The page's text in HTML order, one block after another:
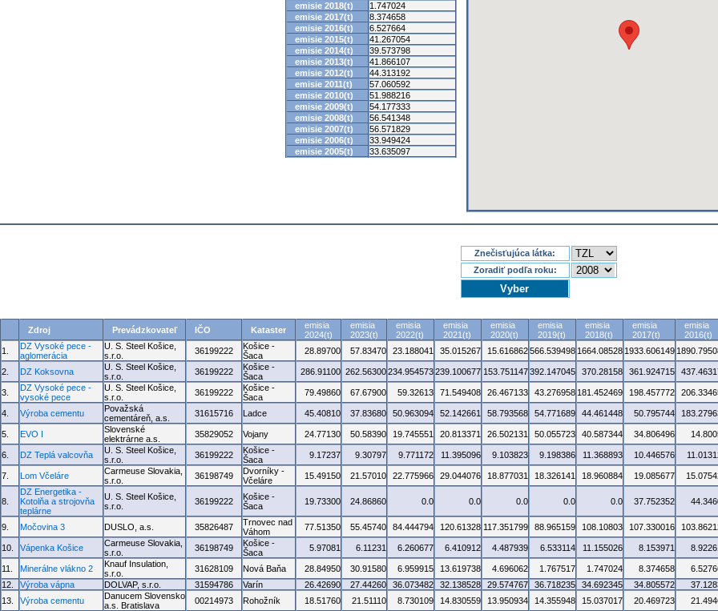
emisie 2018(t)
1.747024
emisie 2017(t)
8.374658
emisie 2016(t)
6.527664
emisie 2015(t)
41.267054
emisie 2014(t)
39.573798
emisie 2013(t)
41.866107
emisie 2012(t)
44.313192
emisie 2011(t)
57.060592
emisie 2010(t)
51.988216
emisie 2009(t)
54.177333
emisie 2008(t)
56.541348
emisie 2007(t)
56.571829
emisie 2006(t)
33.949424
emisie 2005(t)
33.635097
Znečisťujúca látka:
Zoradiť podľa roku:
Zdroj Prevádzkovateľ IČO Kataster
emisia
2024(t)
emisia
2023(t)
emisia
2022(t)
emisia
2021(t)
emisia
2020(t)
emisia
2019(t)
emisia
2018(t)
emisia
2017(t)
emisia
2016(t)
1.
DZ Vysoké pece -
aglomerácia
U. S. Steel Košice,
s.r.o.
36199222
Košice -
Šaca
28.89700 57.83470 23.188041 35.015267 15.616862566.539498 1664.08528 1933.606149
2. DZ Koksovna
U. S. Steel Košice,
s.r.o.
36199222
Košice -
Šaca
286.91100 262.56300234.954573239.100677 153.751147392.147045 370.28158 361.924715
3.
DZ Vysoké pece -
vysoké pece
U. S. Steel Košice,
s.r.o.
36199222
Košice -
Šaca
79.49860 67.67900 59.32613 71.549408 26.467133 43.276958 181.452469 198.457772
4. Výroba cementu
Považská
cementáreň, a.s.
31615716 Ladce 45.40810 37.83680 50.963094 52.142661 58.793568 54.771689 44.461448 50.795744
5. EVO I
Slovenské
elektrárne a.s.
35829052 Vojany 24.77130 50.58390 19.745551 20.813371 26.502131 50.055723 40.587344 34.806496
6. DZ Teplá valcovňa
U. S. Steel Košice,
s.r.o.
36199222
Košice -
Šaca
9.17237 9.30797 9.771172 11.395096 9.103823 9.198386 11.368893 10.446576
7. Lom Včeláre
Carmeuse Slovakia,
s.r.o.
36198749
Dvorníky -
Včeláre
15.49150 21.57010 22.775966 29.044076 18.877031 18.326141 18.960884 19.085677
8.
DZ Energetika -
Kotolňa a strojovňa
teplárne
U. S. Steel Košice,
s.r.o.
36199222
Košice -
Šaca
19.73300 24.86860 0.0 0.0 0.0 0.0 0.0 37.752352
9. Močovina 3 DUSLO, a.s. 35826487
Trnovec nad
Váhom
77.51350 55.45740 84.444794 120.61328 117.351799 88.965159 108.10803 107.330016
10. Vápenka Košice
Carmeuse Slovakia,
s.r.o.
36198749
Košice -
Šaca
5.97081 6.11231 6.260677 6.410912 4.487939 6.533114 11.155026 8.153971
11. Minerálne vlákno 2
Knauf Insulation,
s.r.o.
31628109 Nová Baňa 28.84950 30.91580 6.959915 13.619738 4.696062 1.767517 1.747024 8.374658
12.
Výroba vápna DOLVAP, s.r.o. 31594786 Varín 26.42690 27.44260 36.073482 32.138528 29.574767 36.718235 34.692345 34.805572
13.
Výroba cementu
Danucem Slovensko
a.s. Bratislava
00214973 Rohožník 18.51760 21.51110 8.730109 14.830559 13.950934 14.355948 15.037017 20.469723